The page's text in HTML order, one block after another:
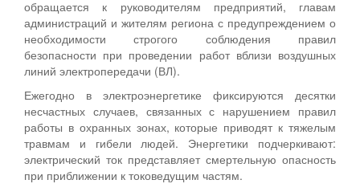
обращается к руководителям предприятий, главам
администраций и жителям региона с предупреждением о
необходимости строгого соблюдения правил
безопасности при проведении работ вблизи воздушных
линий электропередачи (ВЛ).
Ежегодно в электроэнергетике фиксируются десятки
несчастных случаев, связанных с нарушением правил
работы в охранных зонах, которые приводят к тяжелым
травмам и гибели людей. Энергетики подчеркивают:
электрический ток представляет смертельную опасность
при приближении к токоведущим частям.